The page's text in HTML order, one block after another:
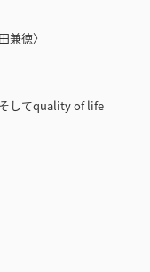
兼徳〉
してquality of life